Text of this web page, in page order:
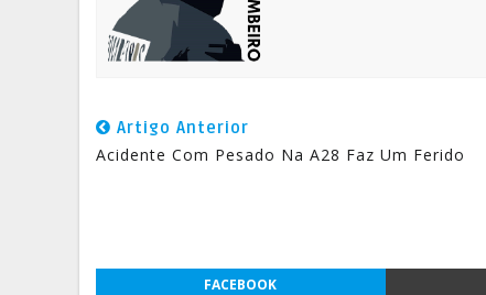
Artigo Anterior
Acidente Com Pesado Na A28 Faz Um Ferido
FACEBOOK